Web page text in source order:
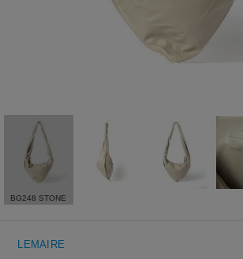
BG248 STONE
LEMAIRE